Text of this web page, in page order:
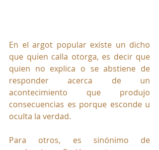
En el argot popular existe un dicho
que quien calla otorga, es decir que
quien no explica o se abstiene de
responder acerca de un
acontecimiento que produjo
consecuencias es porque esconde u
oculta la verdad.
Para otros, es sinónimo de